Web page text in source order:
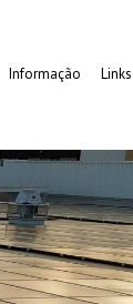
Informação Links